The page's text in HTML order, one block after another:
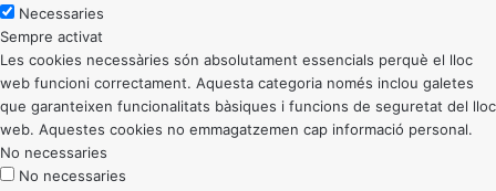
Necessaries
Sempre activat
Les cookies necessàries són absolutament essencials perquè el lloc
web funcioni correctament. Aquesta categoria només inclou galetes
que garanteixen funcionalitats bàsiques i funcions de seguretat del lloc
web. Aquestes cookies no emmagatzemen cap informació personal.
No necessaries
No necessaries